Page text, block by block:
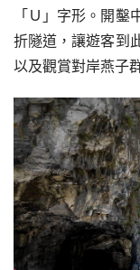
「Ｕ」字形。開鑿
折隧道，讓遊客到
以及觀賞對岸燕子